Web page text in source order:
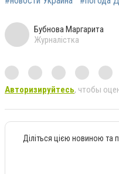
Бубнова Маргарита
Журналістка
Авторизируйтесь, чтобы
Діліться цією новиною та